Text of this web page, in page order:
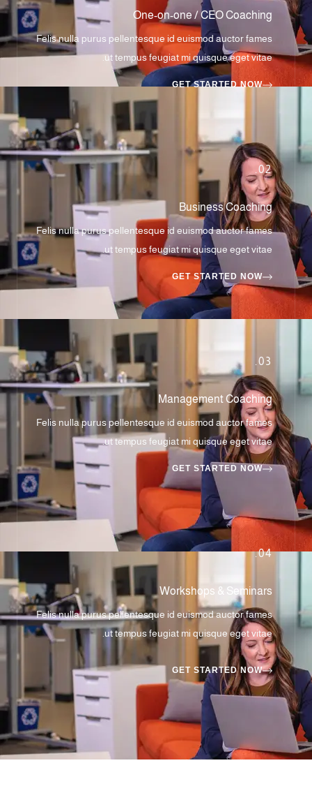
One-on-one / CEO Coaching
Felis nulla purus pellentesque id euismod auctor fames
ut tempus feugiat mi quisque eget vitae.
GET STARTED NOW
02.
Business Coaching
Felis nulla purus pellentesque id euismod auctor fames
ut tempus feugiat mi quisque eget vitae.
GET STARTED NOW
03.
Management Coaching
Felis nulla purus pellentesque id euismod auctor fames
ut tempus feugiat mi quisque eget vitae.
GET STARTED NOW
04.
Workshops & Seminars
Felis nulla purus pellentesque id euismod auctor fames
ut tempus feugiat mi quisque eget vitae.
GET STARTED NOW